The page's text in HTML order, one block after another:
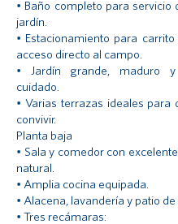
• Baño completo para servicio
jardín.
• Estacionamiento para
acceso directo al campo.
• Jardín grande, maduro
cuidado.
• Varias terrazas ideales para
convivir.
Planta baja
• Sala y comedor con
natural.
• Amplia cocina equipada.
• Alacena, lavandería y patio de
• Tres recámaras: